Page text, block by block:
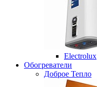
Electrolux
Обогреватели
Доброе Тепло